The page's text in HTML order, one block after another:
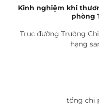
Kinh nghiệm khi
phòng
Trục đường Trường
hạng
tổng chi